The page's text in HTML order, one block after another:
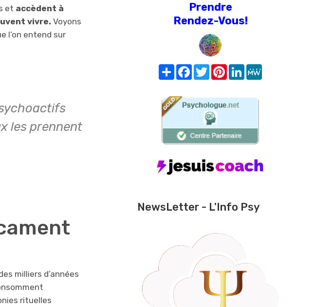
et accèdent à
vivre. Voyons
l’on entend sur
les prennent
milliers d’années
rituelles
Prendre
Rendez-Vous!
Share FacebookTwitterPinterest
LinkedIn
NewsLetter - L'Info Psy